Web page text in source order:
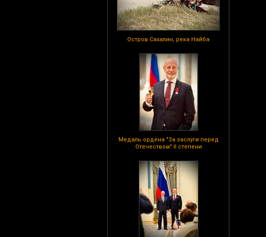
Остров Сахалин, река Найба
Медаль ордена "За заслуги перед
Отечеством" II степени